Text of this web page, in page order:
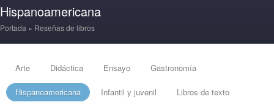
Hispanoamericana
Portada » Reseñas de libros
Arte Didáctica Ensayo Gastronomía
Hispanoamericana Infantil y juvenil Libros de texto